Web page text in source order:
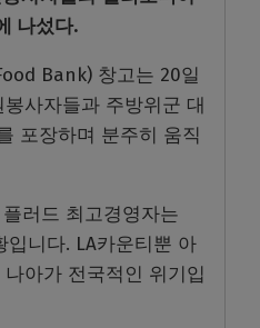
나섰다.
Bank) 창고는 20일
사자들과 주방위군 대
포장하며 분주히 움직
러드 최고경영자는
입니다. LA카운티뿐 아
아가 전국적인 위기입